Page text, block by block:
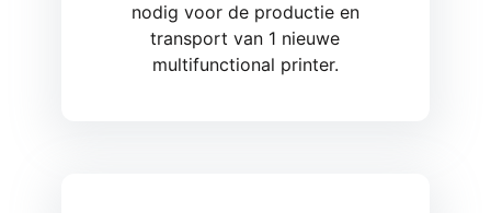
nodig voor de productie en
transport van 1 nieuwe
multifunctional printer.